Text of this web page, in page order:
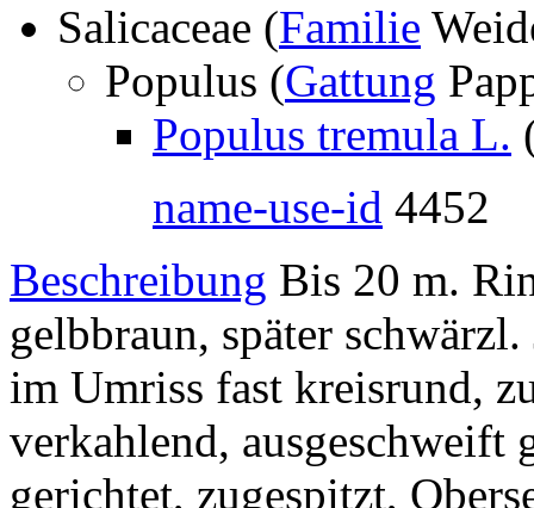
Salicaceae (Familie
Populus (Gattung
Populus tremula L.
name-use-id 4452
Beschreibung Bis 20 m.
gelbbraun, später
im Umriss fast kreisrund,
verkahlend, ausgeschweift
gerichtet, zugespitzt,